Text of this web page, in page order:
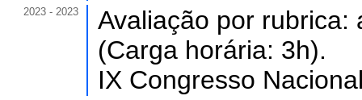
2023 - 2023
Avaliação por rubrica:
(Carga horária: 3h).
IX Congresso